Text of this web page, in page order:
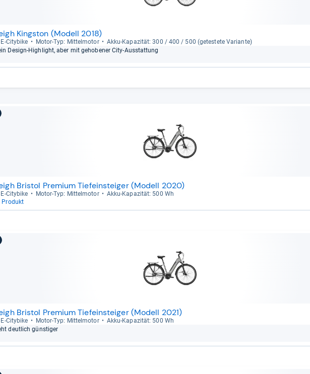
Kingston (Modell 2018)
​City­bike Motor-​Typ: Mit­tel­mo­tor
Akku-​Kapa­zi­tät: 300 / 400 / 500 (getes­tete Vari­ante)
Design-​High­light, aber mit geho­be­ner City-​Aus­stat­tung
Bristol Premium Tiefeinsteiger (Modell 2020)
​City­bike Motor-​Typ: Mit­tel­mo­tor
Akku-​Kapa­zi­tät: 500 Wh
Produkt
Bristol Premium Tiefeinsteiger (Modell 2021)
​City­bike Motor-​Typ: Mit­tel­mo­tor
Akku-​Kapa­zi­tät: 500 Wh
deut­lich güns­ti­ger